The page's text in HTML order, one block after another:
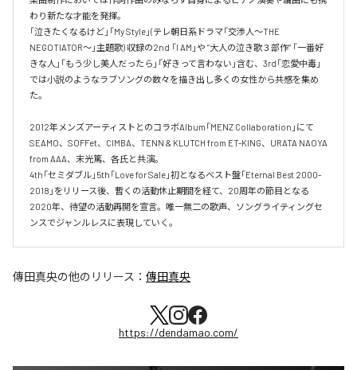
わり新たな才能を発揮。
「泣きたくなるけど」「My Style」(テレ朝日系ドラマ「交渉人～THE
NEGOTIATOR～」主題歌) 収録の2nd 「I AM」や ”大人の泣き歌３部作” 「一番好
きな人」「もう少し美人だったら」「好きって言わない」含む、3rd「恋愛中毒」
では小説のようなラブソングの数々を描き出し多くの女性から共感を集め
た。
2012年メンズアーティストとのコラボAlbum「MENZ Collaboration」にて
SEAMO、SOFFet、CIMBA、TENN & KLUTCH from ET-KING、URATA NAOYA
from AAA、末光篤、各氏と共演。
4th「セミダブル」5th「Love for Sale」初となるベスト盤「Eternal Best 2000-
2018」をリリース後、暫くの活動休止期間を経て、20周年の節目となる
2020年、待望の活動再開を宣言。唯一無二の歌声、ソングライティングセ
ンスでジャンルレスに表現していく。
傳田真央の他のリリース： 傳田真央
https://dendamao.com/